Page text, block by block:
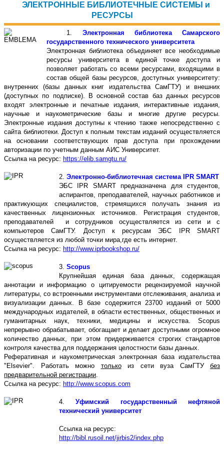
ЭЛЕКТРОННЫЕ БИБЛИОТЕЧНЫЕ СИСТЕМЫ и
РЕСУРСЫ
1. Электронная библиотека Самарского
государственного технического университета
Электронная библиотека объединяет все необходимые
ресурсы университета в единой точке доступа и
позволяет работать со всеми ресурсами, входящими в
состав общей базы ресурсов, доступных университету:
внутренних (базы данных книг издательства СамГТУ) и внешних
(доступных по подписке). В основной состав баз данных ресурсов
входят электронные и печатные издания, интерактивные издания,
научные и наукометрические базы и многие другие ресурсы.
Электронные издания доступны к чтению также непосредственно с
сайта библиотеки. Доступ к полным текстам изданий осуществляется
на основании соответствующих прав доступа при прохождении
авторизации по учетным данным АИС Университет.
Ссылка на ресурс: https://elib.samgtu.ru/
2. Электронно-библиотечная система IPR SMART
ЭБС IPR SMART предназначена для студентов,
аспирантов, преподавателей, научных работников и
практикующих специалистов, стремящихся получать знания из
качественных лицензионных источников. Регистрация студентов,
преподавателей и сотрудников осуществляется из сети и с
компьютеров СамГТУ. Доступ к ресурсам ЭБС IPR SMART
осуществляется из любой точки мира,где есть интернет.
Ссылка на ресурс: http://www.iprbookshop.ru/
3. Scopus
Крупнейшая единая база данных, содержащая
аннотации и информацию о цитируемости рецензируемой научной
литературы, со встроенными инструментами отслеживания, анализа и
визуализации данных. В базе содержится 23700 изданий от 5000
международных издателей, в области естественных, общественных и
гуманитарных наук, техники, медицины и искусства. Scopus
непрерывно обрабатывает, обогащает и делает доступными огромное
количество данных, при этом придерживается строгих стандартов
контроля качества для поддержания целостности базы данных.
Реферативная и наукометрическая электронная база издательства
"Elsevier". Работать можно толькоиз сети вуза СамГТУ без
предварительной регистрации.
Ссылка на ресурс: http://www.scopus.com
4.Уфимский государственный нефтяной
технический университет
Ссылка на ресурс:
http://bibl.rusoil.net/jirbis2/index.php